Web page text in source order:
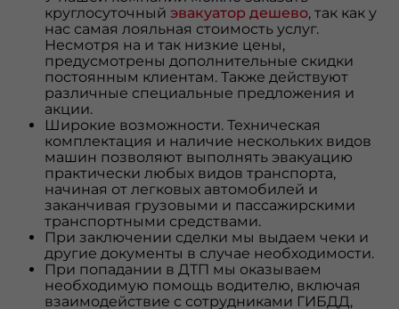
круглосуточныйэвакуатор дешево, так как у
нас самая лояльная стоимость услуг.
Несмотря на и так низкие цены,
предусмотрены дополнительные скидки
постоянным клиентам. Также действуют
различные специальные предложения и
акции.
Широкие возможности. Техническая
комплектация и наличие нескольких видов
машин позволяют выполнять эвакуацию
практически любых видов транспорта,
начиная от легковых автомобилей и
заканчивая грузовыми и пассажирскими
транспортными средствами.
При заключении сделки мы выдаем чеки и
другие документы в случае необходимости.
При попадании в ДТП мы оказываем
необходимую помощь водителю, включая
взаимодействие с сотрудниками ГИБДД,